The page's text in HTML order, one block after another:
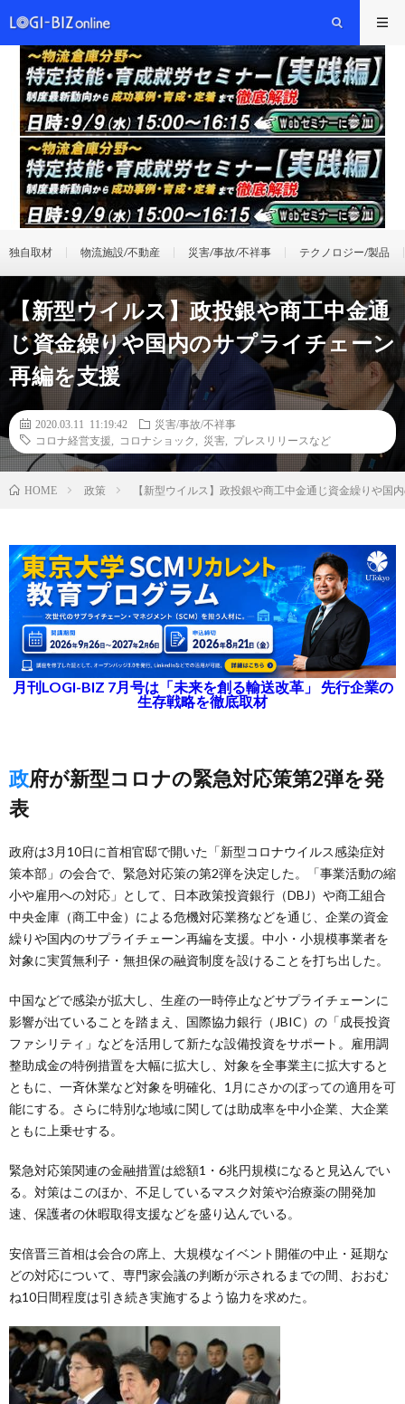
独自取材 物流施設/不動産 災害/事故/不祥事 テクノロジー/製品
【新型ウイルス】政投銀や商工中金通
じ資金繰りや国内のサプライチェーン
再編を支援
2020.03.11 11:19:42
災害/事故/不祥事
コロナ経営支援
コロナショック 災害 プレスリリースなど
HOME 政策 【新型ウイルス】政投銀や商工中金通じ資金繰りや国
月刊LOGI-BIZ 7月号は「未来を創る輸送改革」 先行企業の
生存戦略を徹底取材
政府が新型コロナの緊急対応策第2弾を発
表
政府は3月10日に首相官邸で開いた「新型コロナウイルス感染症対
策本部」の会合で、緊急対応策の第2弾を決定した。「事業活動の縮
小や雇用への対応」として、日本政策投資銀行（DBJ）や商工組合
中央金庫（商工中金）による危機対応業務などを通じ、企業の資金
繰りや国内のサプライチェーン再編を支援。中小・小規模事業者を
対象に実質無利子・無担保の融資制度を設けることを打ち出した。
中国などで感染が拡大し、生産の一時停止などサプライチェーンに
影響が出ていることを踏まえ、国際協力銀行（JBIC）の「成長投資
ファシリティ」などを活用して新たな設備投資をサポート。雇用調
整助成金の特例措置を大幅に拡大し、対象を全事業主に拡大すると
ともに、一斉休業など対象を明確化、1月にさかのぼっての適用を可
能にする。さらに特別な地域に関しては助成率を中小企業、大企業
ともに上乗せする。
緊急対応策関連の金融措置は総額1・6兆円規模になると見込んでい
る。対策はこのほか、不足しているマスク対策や治療薬の開発加
速、保護者の休暇取得支援などを盛り込んでいる。
安倍晋三首相は会合の席上、大規模なイベント開催の中止・延期な
どの対応について、専門家会議の判断が示されるまでの間、おおむ
ね10日間程度は引き続き実施するよう協力を求めた。